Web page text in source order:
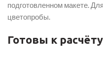
подготовленном макете.
цветопробы.
Готовы к